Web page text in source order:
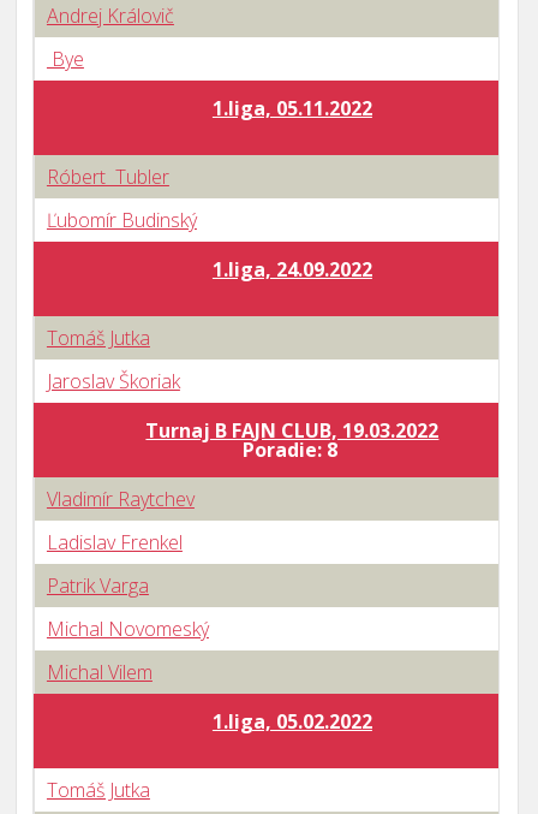
Andrej Královič
Bye
1.liga, 05.11.2022
Róbert Tubler
Ľubomír Budinský
1.liga, 24.09.2022
Tomáš Jutka
Jaroslav Škoriak
Turnaj B FAJN CLUB, 19.03.2022
Poradie: 8
Vladimír Raytchev
Ladislav Frenkel
Patrik Varga
Michal Novomeský
Michal Vilem
1.liga, 05.02.2022
Tomáš Jutka